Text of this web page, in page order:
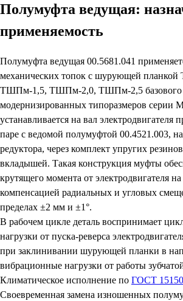
Полумуфта ведущая:
применяемость
Полумуфта ведущая 00.5681.041
механических топок с шурующей
ТШПм-1,5, ТШПм-2,0, ТШПм-2,5 базового
модернизированных типоразмеров серии
устанавливается на вал электродвигателя
паре с ведомой полумуфтой 00.4521.003,
редуктора, через комплект упругих
вкладышей. Такая конструкция муфты
крутящего момента от электродвигателя
компенсацией радиальных и угловых
пределах ±2 мм и ±1°.
В рабочем цикле деталь воспринимает
нагрузки от пуска-реверса
при заклинивании шурующей планки в
вибрационные нагрузки от работы
Климатическое исполнение по ГОСТ
Своевременная замена изношенных